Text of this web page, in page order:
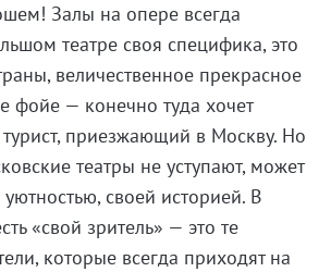
Залы на опере всегда
театре своя специфика, это
величественное прекрасное
фойе — конечно туда хочет
приезжающий в Москву. Но
театры не уступают, может
своей историей. В
«свой зритель» — это те
которые всегда приходят на